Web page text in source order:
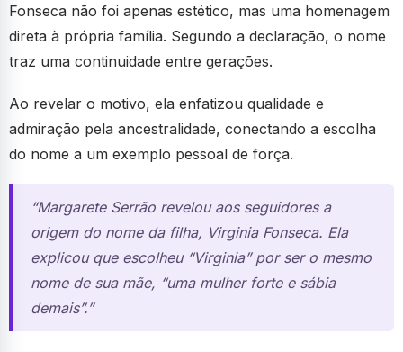
Fonseca não foi apenas estético, mas uma homenagem
direta à própria família. Segundo a declaração, o nome
traz uma continuidade entre gerações.
Ao revelar o motivo, ela enfatizou qualidade e
admiração pela ancestralidade, conectando a escolha
do nome a um exemplo pessoal de força.
“Margarete Serrão revelou aos seguidores a
origem do nome da filha, Virginia Fonseca. Ela
explicou que escolheu “Virginia” por ser o mesmo
nome de sua mãe, “uma mulher forte e sábia
demais”.”